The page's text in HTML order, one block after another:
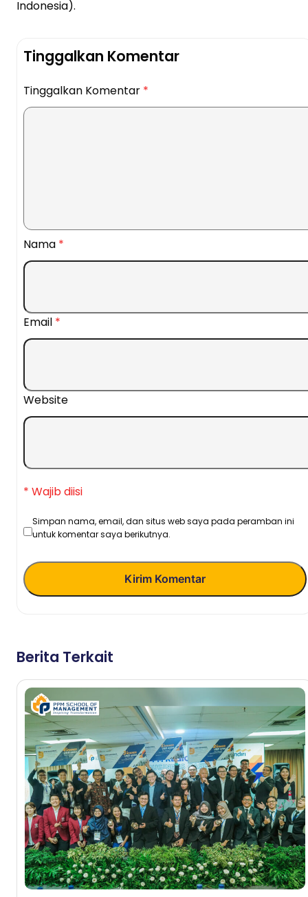
Indonesia).
Tinggalkan Komentar
Tinggalkan Komentar *
Nama *
Email *
Website
* Wajib diisi
Simpan nama, email, dan situs web saya pada peramban ini
untuk komentar saya berikutnya.
Kirim Komentar
Berita Terkait